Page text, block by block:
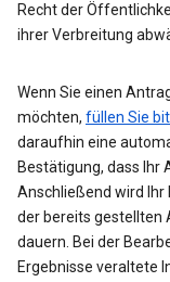
Recht der
ihrer Verbreitung
Wenn Sie einen
möchten, füllen Sie
daraufhin eine
Bestätigung, dass Ihr
Anschließend wird Ihr
der bereits gestellten
dauern. Bei der
Ergebnisse veraltete